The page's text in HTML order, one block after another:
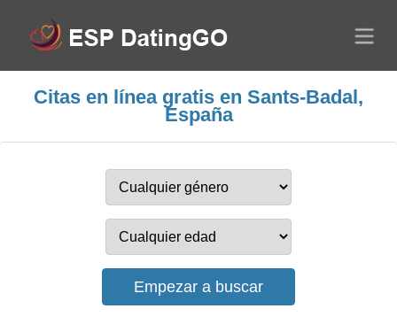
Citas en línea gratis en Sants-Badal,
España